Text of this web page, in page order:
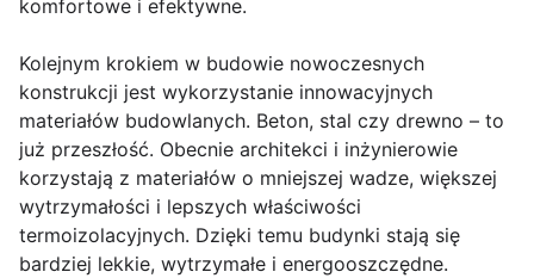
komfortowe i efektywne.
Kolejnym krokiem w budowie nowoczesnych
konstrukcji jest wykorzystanie innowacyjnych
materiałów budowlanych. Beton, stal czy drewno – to
już przeszłość. Obecnie architekci i inżynierowie
korzystają z materiałów o mniejszej wadze, większej
wytrzymałości i lepszych właściwości
termoizolacyjnych. Dzięki temu budynki stają się
bardziej lekkie, wytrzymałe i energooszczędne.